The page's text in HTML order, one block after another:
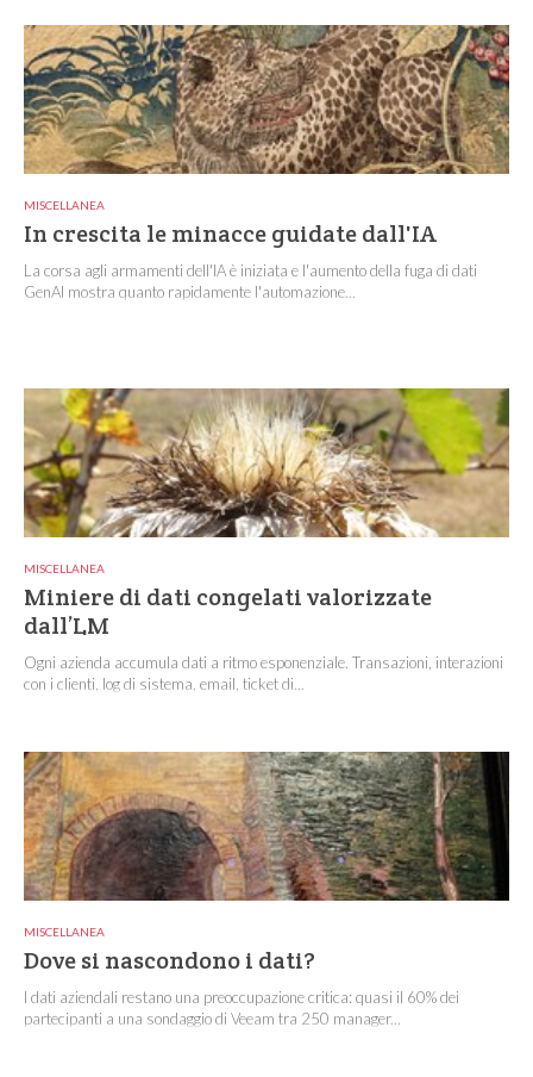
MISCELLANEA
In crescita le minacce guidate dall'IA
La corsa agli armamenti dell'IA è iniziata e l'aumento della fuga di dati
GenAI mostra quanto rapidamente l'automazione...
MISCELLANEA
Miniere di dati congelati valorizzate
dall’LM
Ogni azienda accumula dati a ritmo esponenziale. Transazioni, interazioni
con i clienti, log di sistema, email, ticket di...
MISCELLANEA
Dove si nascondono i dati?
I dati aziendali restano una preoccupazione critica: quasi il 60% dei
partecipanti a una sondaggio di Veeam tra 250 manager...